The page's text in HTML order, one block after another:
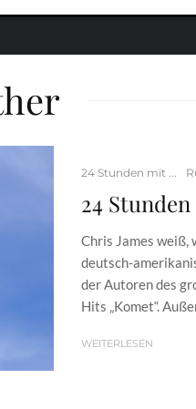
24 Stunden mit ...
24
Chris James weiß,
deutsch-
der Autoren des
Hits „Komet“.
WEITERLESEN